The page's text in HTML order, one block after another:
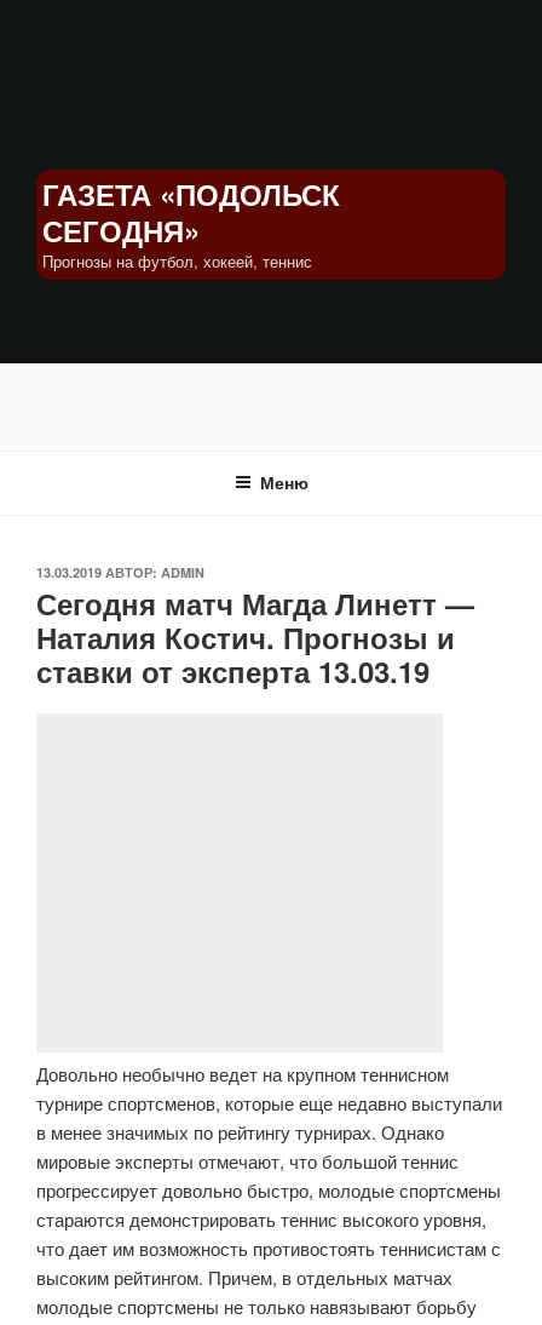
ГАЗЕТА «ПОДОЛЬСК
СЕГОДНЯ»
Прогнозы на футбол, хокеей, теннис
Меню
ОПУБЛИКОВАНО
13.03.2019 АВТОР: ADMIN
Сегодня матч Магда Линетт —
Наталия Костич. Прогнозы и
ставки от эксперта 13.03.19
Довольно необычно ведет на крупном теннисном
турнире спортсменов, которые еще недавно выступали
в менее значимых по рейтингу турнирах. Однако
мировые эксперты отмечают, что большой теннис
прогрессирует довольно быстро, молодые спортсмены
стараются демонстрировать теннис высокого уровня,
что дает им возможность противостоять теннисистам с
высоким рейтингом. Причем, в отдельных матчах
молодые спортсмены не только навязывают борьбу